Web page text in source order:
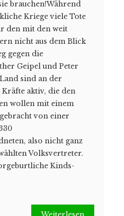
brauchen!Während
Kriege viele Tote
den mit den weit
nicht aus dem Blick
gegen die
Geipel und Peter
sind an der
aktiv, die den
wollen mit einem
von einer
also nicht ganz
Volksvertreter.
Kinds­